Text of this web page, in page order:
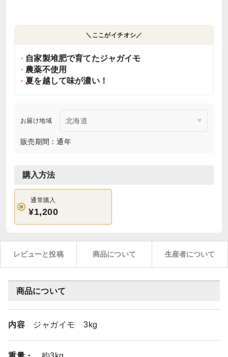
＼ここがイチオシ／
自家製堆肥で育てたジャガイモ
農薬不使用
夏を越して味が濃い！
お届け地域
販売期間：通年
購入方法
通常購入
¥1,200
レビューと投稿 商品について 生産者について
商品について
内容 ジャガイモ 3kg